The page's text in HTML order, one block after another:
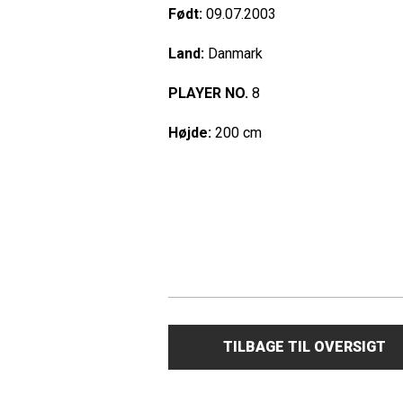
Født: 09.07.2003
Land: Danmark
PLAYER NO. 8
Højde: 200 cm
TILBAGE TIL OVERSIGT